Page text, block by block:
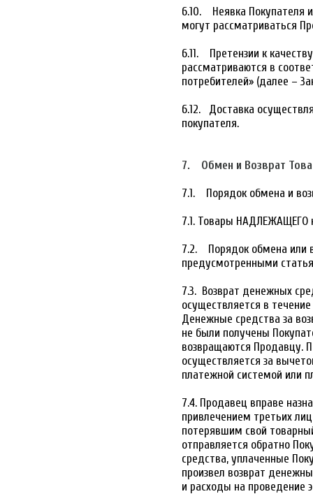
6.10. Неявка Покупателя
могут рассматриваться
6.11. Претензии к
рассматриваются в
потребителей» (далее –
6.12. Доставка
покупателя.
7. Обмен и Возврат
7.1. Порядок обмена и
7.1. Товары НАДЛЕЖАЩЕГО
7.2. Порядок обмена или
предусмотренными
7.3. Возврат денежных
осуществляется в
Денежные средства за
не были получены
возвращаются Продавцу.
осуществляется за
платежной системой или
7.4. Продавец вправе
привлечением третьих
потерявшим свой
отправляется обратно
средства, уплаченные
произвел возврат
и расходы на проведение